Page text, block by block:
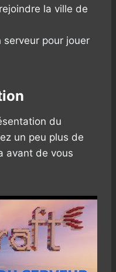
la ville de
pour jouer
du
un peu plus de
avant de vous